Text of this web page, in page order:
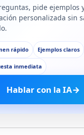
pide ejemplos
personalizada sin
rápido Ejemplos claros
inmediata
Hablar con la IA→